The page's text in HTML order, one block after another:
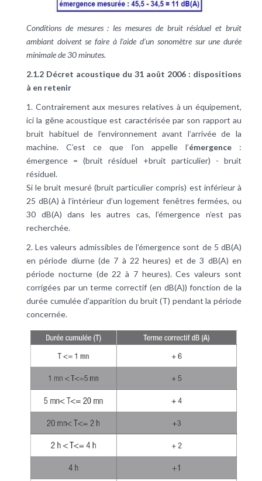
Conditions de mesures : les mesures de bruit résiduel et bruit
ambiant doivent se faire à l’aide d’un sonomètre sur une durée
minimale de 30 minutes.
2.1.2 Décret acoustique du 31 août 2006 : dispositions
à en retenir
1. Contrairement aux mesures relatives à un équipement,
ici la gêne acoustique est caractérisée par son rapport au
bruit habituel de l’environnement avant l’arrivée de la
machine. C’est ce que l’on appelle l’émergence:
émergence = (bruit résiduel +bruit particulier) - bruit
résiduel.
Si le bruit mesuré (bruit particulier compris) est inférieur à
25 dB(A) à l’intérieur d’un logement fenêtres fermées, ou
30 dB(A) dans les autres cas, l’émergence n’est pas
recherchée.
2. Les valeurs admissibles de l’émergence sont de 5 dB(A)
en période diurne (de 7 à 22 heures) et de 3 dB(A) en
période nocturne (de 22 à 7 heures). Ces valeurs sont
corrigées par un terme correctif (en dB(A)) fonction de la
durée cumulée d’apparition du bruit (T) pendant la période
concernée.